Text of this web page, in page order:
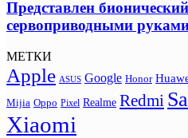
Представлен
сервоприводными
МЕТКИ
Apple ASUS Google Honor
Mijia Oppo Pixel Realme Redmi
Xiaomi